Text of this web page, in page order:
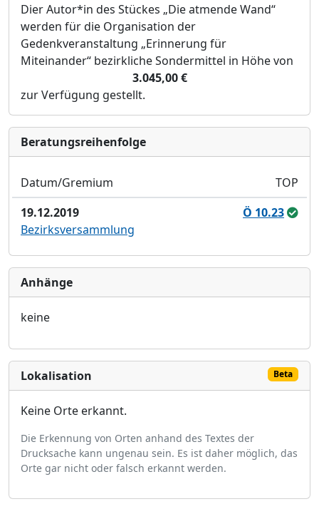
Dier Autor*in des Stückes „Die atmende Wand“
werden für die Organisation der
Gedenkveranstaltung „Erinnerung für
Miteinander“ bezirkliche Sondermittel in Höhe von
3.045,00 €
zur Verfügung gestellt.
Bera­tungs­reihen­folge
Datum/Gremium
TOP
19.12.2019
Ö 10.23
Bezirksversammlung
Anhänge
keine
Lokalisation Beta
Keine Orte erkannt.
Die Erkennung von Orten anhand des Textes der
Drucksache kann ungenau sein. Es ist daher möglich, das
Orte gar nicht oder falsch erkannt werden.